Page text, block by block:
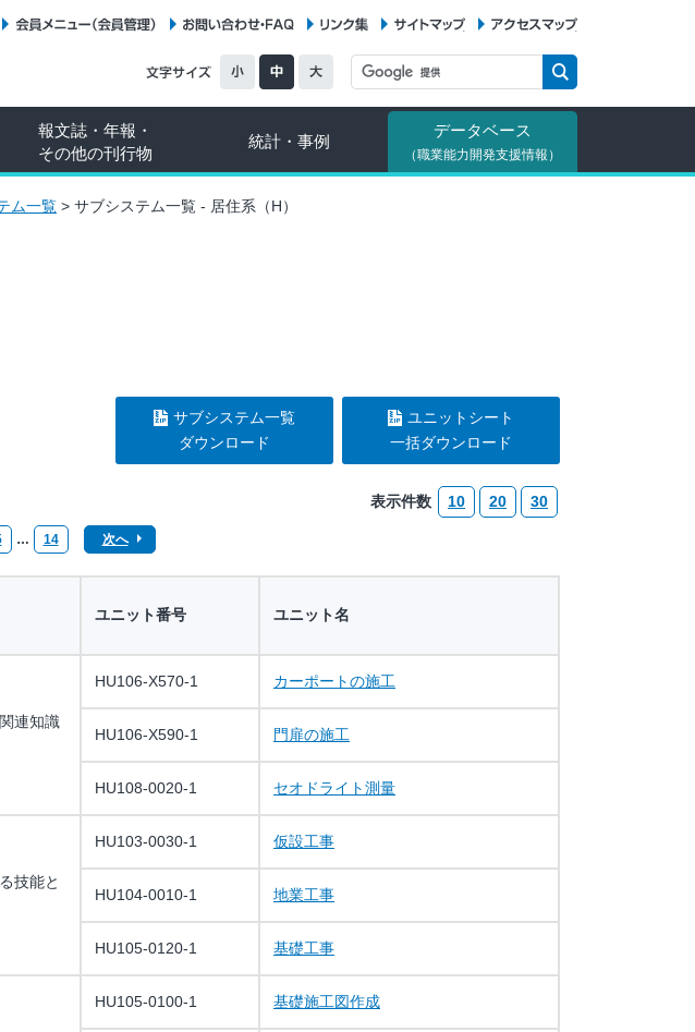
報文誌・年報・
その他の刊行物
統計・事例
データベース
（職業能力開発支援情報）
ム一覧 > サブシステム一覧 - 居住系（H）
サブシステム一覧
ダウンロード
ユニットシート
一括ダウンロード
… 14 次へ
表示件数 10 20 30
ユニット番号 ユニット名
連知識
HU106-X570-1 カーポートの施工
HU106-X590-1 門扉の施工
HU108-0020-1 セオドライト測量
技能と
HU103-0030-1 仮設工事
HU104-0010-1 地業工事
HU105-0120-1 基礎工事
HU105-0100-1 基礎施工図作成